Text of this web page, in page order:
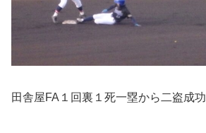
田舎屋FA１回裏１死一塁から二盗成功